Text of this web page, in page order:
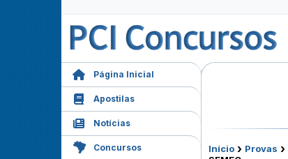
Página Inicial
Apostilas
Notícias
Concursos Início › Provas ›